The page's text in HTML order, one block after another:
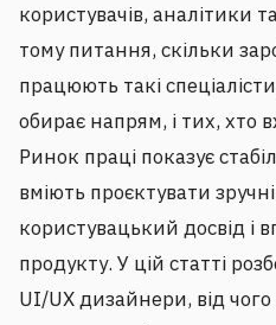
користувачів, аналітики
тому питання, скільки
працюють такі
обирає напрям, і тих, хто
Ринок праці показує
вміють проєктувати
користувацький досвід і
продукту. У цій статті
UI/UX дизайнери, від